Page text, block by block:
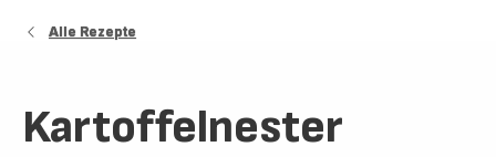
Alle Rezepte
Kartoffelnester